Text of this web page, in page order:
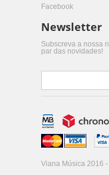
Facebook
Newsletter
Subscreva a nossa
par das novidades!
Viana Música 2016